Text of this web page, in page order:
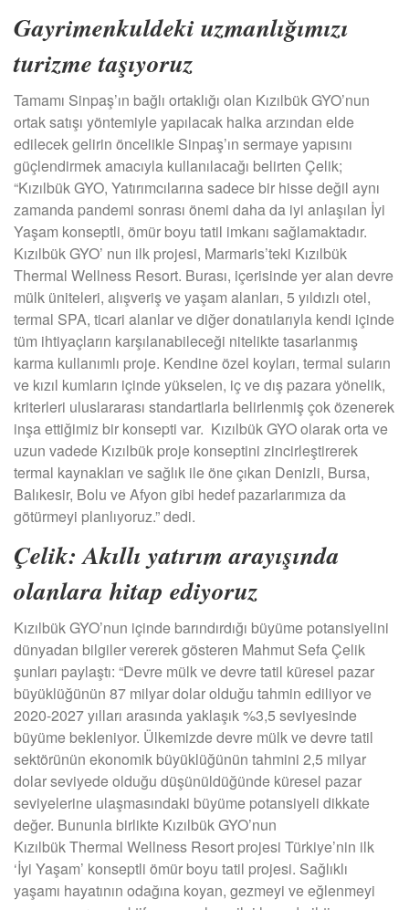
Gayrimenkuldeki uzmanlığımızı
turizme taşıyoruz
Tamamı Sinpaş’ın bağlı ortaklığı olan Kızılbük GYO’nun
ortak satışı yöntemiyle yapılacak halka arzından elde
edilecek gelirin öncelikle Sinpaş’ın sermaye yapısını
güçlendirmek amacıyla kullanılacağı belirten Çelik;
“Kızılbük GYO, Yatırımcılarına sadece bir hisse değil aynı
zamanda pandemi sonrası önemi daha da iyi anlaşılan İyi
Yaşam konseptli, ömür boyu tatil imkanı sağlamaktadır.
Kızılbük GYO’ nun ilk projesi, Marmaris’teki Kızılbük
Thermal Wellness Resort. Burası, içerisinde yer alan devre
mülk üniteleri, alışveriş ve yaşam alanları, 5 yıldızlı otel,
termal SPA, ticari alanlar ve diğer donatılarıyla kendi içinde
tüm ihtiyaçların karşılanabileceği nitelikte tasarlanmış
karma kullanımlı proje. Kendine özel koyları, termal suların
ve kızıl kumların içinde yükselen, iç ve dış pazara yönelik,
kriterleri uluslararası standartlarla belirlenmiş çok özenerek
inşa ettiğimiz bir konsepti var. Kızılbük GYO olarak orta ve
uzun vadede Kızılbük proje konseptini zincirleştirerek
termal kaynakları ve sağlık ile öne çıkan Denizli, Bursa,
Balıkesir, Bolu ve Afyon gibi hedef pazarlarımıza da
götürmeyi planlıyoruz.” dedi.
Çelik: Akıllı yatırım arayışında
olanlara hitap ediyoruz
Kızılbük GYO’nun içinde barındırdığı büyüme potansiyelini
dünyadan bilgiler vererek gösteren Mahmut Sefa Çelik
şunları paylaştı: “Devre mülk ve devre tatil küresel pazar
büyüklüğünün 87 milyar dolar olduğu tahmin ediliyor ve
2020-2027 yılları arasında yaklaşık %3,5 seviyesinde
büyüme bekleniyor. Ülkemizde devre mülk ve devre tatil
sektörünün ekonomik büyüklüğünün tahmini 2,5 milyar
dolar seviyede olduğu düşünüldüğünde küresel pazar
seviyelerine ulaşmasındaki büyüme potansiyeli dikkate
değer. Bununla birlikte Kızılbük GYO’nun
Kızılbük Thermal Wellness Resort projesi Türkiye’nin ilk
‘İyi Yaşam’ konseptli ömür boyu tatil projesi. Sağlıklı
yaşamı hayatının odağına koyan, gezmeyi ve eğlenmeyi